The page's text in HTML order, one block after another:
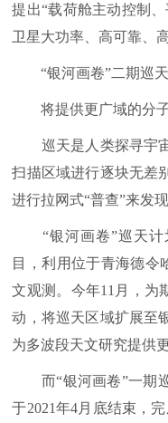
提出“载荷舱主动控制
卫星大功率、高可靠、
“银河画卷”二期巡天
将提供更广域的分子
巡天是人类探寻宇宙
扫描区域进行逐块无差
进行拉网式“普查”来发
“银河画卷”巡天计
目，利用位于青海德令
文观测。今年11月，为
动，将巡天区域扩展至
为多波段天文研究提供
而“银河画卷”一期巡
于2021年4月底结束，